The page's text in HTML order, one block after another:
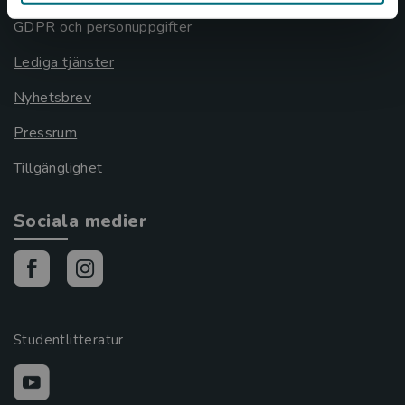
GDPR och personuppgifter
Lediga tjänster
Nyhetsbrev
Pressrum
Tillgänglighet
Sociala medier
Studentlitteratur